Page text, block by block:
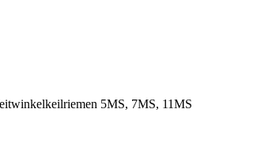
5MS, 7MS, 11MS